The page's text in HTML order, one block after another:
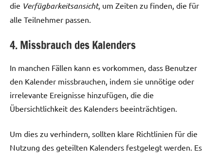
die Verfügbarkeitsansicht, um Zeiten zu finden, die für
alle Teilnehmer passen.
4. Missbrauch des Kalenders
In manchen Fällen kann es vorkommen, dass Benutzer
den Kalender missbrauchen, indem sie unnötige oder
irrelevante Ereignisse hinzufügen, die die
Übersichtlichkeit des Kalenders beeinträchtigen.
Um dies zu verhindern, sollten klare Richtlinien für die
Nutzung des geteilten Kalenders festgelegt werden. Es